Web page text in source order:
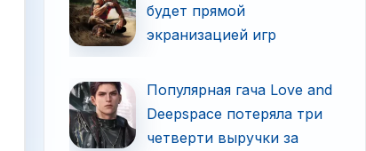
будет прямой
экранизацией игр
Популярная гача Love and
Deepspace потеряла три
четверти выручки за